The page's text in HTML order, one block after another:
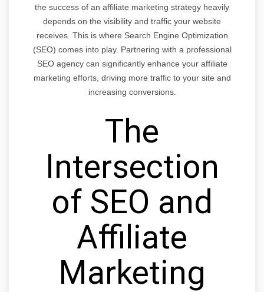
the success of an affiliate marketing strategy heavily
depends on the visibility and traffic your website
receives. This is where Search Engine Optimization
(SEO) comes into play. Partnering with a professional
SEO agency can significantly enhance your affiliate
marketing efforts, driving more traffic to your site and
increasing conversions.
The
Intersection
of SEO and
Affiliate
Marketing